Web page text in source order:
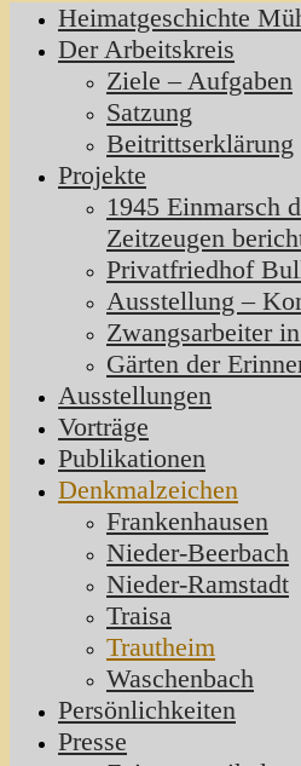
Heimatgeschichte
Der Arbeitskreis
Ziele – Aufgaben
Satzung
Beitrittserklärung
Projekte
1945 Einmarsch
Zeitzeugen
Privatfriedhof
Ausstellung –
Zwangsarbeiter
Gärten der
Ausstellungen
Vorträge
Publikationen
Denkmalzeichen
Frankenhausen
Nieder-Beerbach
Nieder-Ramstadt
Traisa
Trautheim
Waschenbach
Persönlichkeiten
Presse